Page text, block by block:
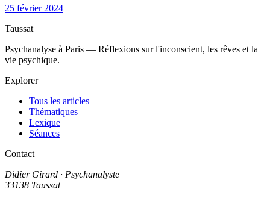
25 février 2024
Taussat
Psychanalyse à Paris — Réflexions sur l'inconscient, les rêves et la
vie psychique.
Explorer
Tous les articles
Thématiques
Lexique
Séances
Contact
Didier Girard · Psychanalyste
33138 Taussat